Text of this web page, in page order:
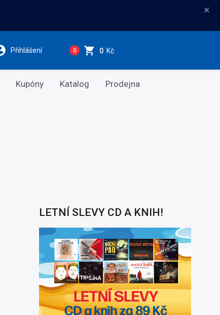
×
Přihlášení 0 0 Kč
Kupóny Katalog Prodejna
LETNÍ SLEVY CD A KNIH!